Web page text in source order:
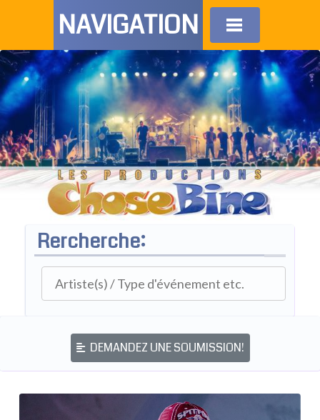
NAVIGATION
Rercherche:
DEMANDEZ UNE SOUMISSION!